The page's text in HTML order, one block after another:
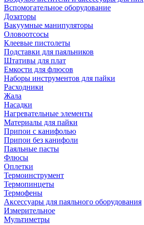
Вспомогательное оборудование
Дозаторы
Вакуумные манипуляторы
Оловоотсосы
Клеевые пистолеты
Подставки для паяльников
Штативы для плат
Емкости для флюсов
Наборы инструментов для пайки
Расходники
Жала
Насадки
Нагревательные элементы
Материалы для пайки
Припои с канифолью
Припои без канифоли
Паяльные пасты
Флюсы
Оплетки
Термоинструмент
Термопинцеты
Термофены
Аксессуары для паяльного оборудования
Измерительное
Мультиметры